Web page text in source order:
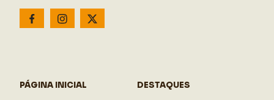
PÁGINA INICIAL
DESTAQUES